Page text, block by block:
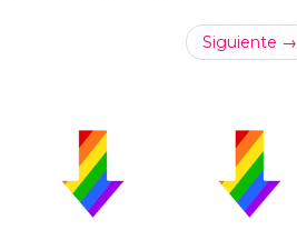
Siguiente →